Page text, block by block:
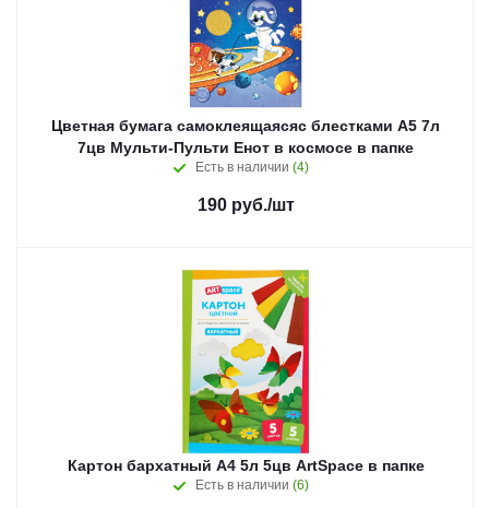
Цветная бумага самоклеящаясяс блестками А5 7л
7цв Мульти-Пульти Енот в космосе в папке
Есть в наличии (4)
190руб./шт
Картон бархатный А4 5л 5цв ArtSpace в папке
Есть в наличии (6)